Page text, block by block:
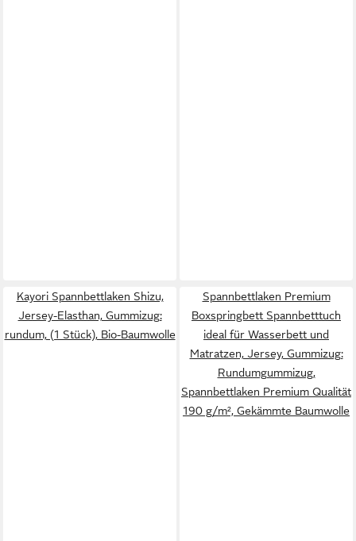
Kayori Spannbettlaken Shizu,
Jersey-Elasthan, Gummizug:
rundum, (1 Stück), Bio-Baumwolle
Spannbettlaken Premium
Boxspringbett Spannbetttuch
ideal für Wasserbett und
Matratzen, Jersey, Gummizug:
Rundumgummizug,
Spannbettlaken Premium Qualität
190 g/m², Gekämmte Baumwolle